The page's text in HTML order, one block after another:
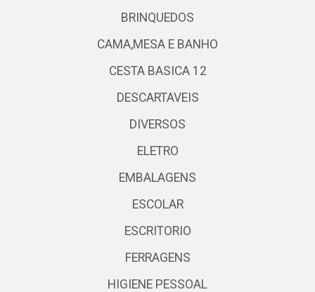
BRINQUEDOS
CAMA,MESA E BANHO
CESTA BASICA 12
DESCARTAVEIS
DIVERSOS
ELETRO
EMBALAGENS
ESCOLAR
ESCRITORIO
FERRAGENS
HIGIENE PESSOAL